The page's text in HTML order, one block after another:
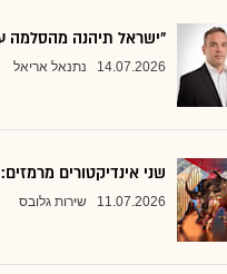
"ישראל תיהנה מהסלמה
14.07.2026 נתנאל אריאל
שני אינדיקטורים
11.07.2026 שירות גלובס